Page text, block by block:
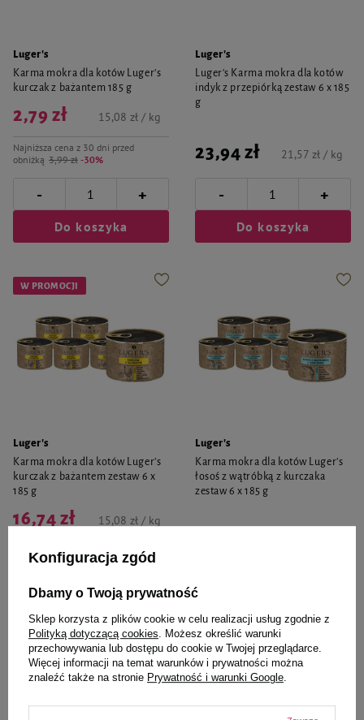
Luger's
Karma mokra dla kotów Luger’s
kurczak z bażantem 185 g
Najniższa cena z 30 dni przed
obniżką 3,99 zł -30%
2,79 zł 15,08 zł / kg
- +
Do koszyka
Luger's
Luger’s Karma mokra dla kotów
indyk z przepiórką zestaw 6 x 185
g
23,94 zł 21,57 zł / kg
- +
Do koszyka
W PROMOCJI
Luger's
Karma mokra dla kotów Luger’s
kurczak z bażantem zestaw 6 x
185 g
Cena regularna: 23,94 zł
16,74 zł
30 dni przed wprowadzeniem
21,55 zł -22%
15,08 zł / kg
- +
Do koszyka
Luger's
Karma mokra dla kotów Luger’s
łosoś z wątróbką z kurczaka
zestaw 6 x 185 g
- +
Do koszyka
Konfiguracja zgód
Dbamy o Twoją prywatność
Sklep korzysta z plików cookie w celu realizacji usług zgodnie z
Polityką dotyczącą cookies . Możesz określić warunki
przechowywania lub dostępu do cookie w Twojej przeglądarce.
Więcej informacji na temat warunków i prywatności można
znaleźć także na stronie Prywatność i warunki Google